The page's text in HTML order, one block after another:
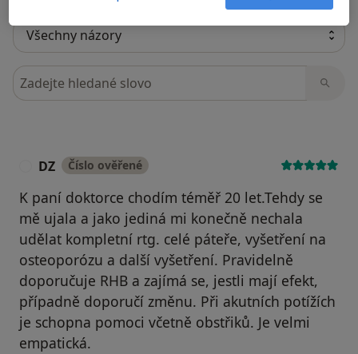
Hledejte v názorech
DZ Číslo ověřené
K paní doktorce chodím téměř 20 let.Tehdy se
mě ujala a jako jediná mi konečně nechala
udělat kompletní rtg. celé páteře, vyšetření na
osteoporózu a další vyšetření. Pravidelně
doporučuje RHB a zajímá se, jestli mají efekt,
případně doporučí změnu. Při akutních potížích
je schopna pomoci včetně obstřiků. Je velmi
empatická.